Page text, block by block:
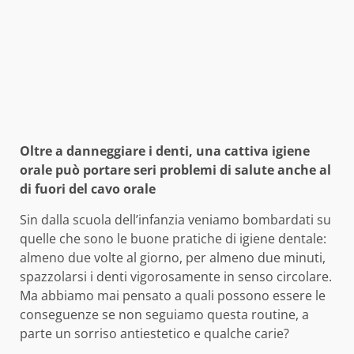
Oltre a danneggiare i denti, una cattiva igiene
orale può portare seri problemi di salute anche al
di fuori del cavo orale
Sin dalla scuola dell’infanzia veniamo bombardati su
quelle che sono le buone pratiche di igiene dentale:
almeno due volte al giorno, per almeno due minuti,
spazzolarsi i denti vigorosamente in senso circolare.
Ma abbiamo mai pensato a quali possono essere le
conseguenze se non seguiamo questa routine, a
parte un sorriso antiestetico e qualche carie?